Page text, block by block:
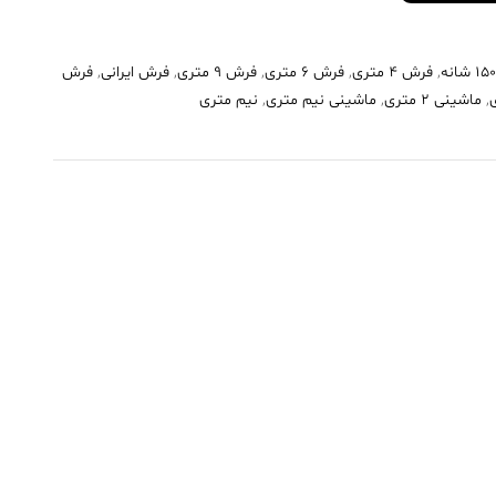
, فرش 4 متری , فرش 6 متری , فرش 9 متری , فرش ایرانی, فرش
, ماشینی 2 متری , ماشینی نیم متری, نیم متری